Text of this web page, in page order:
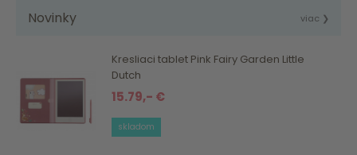
Novinky viac ❯
Kresliaci tablet Pink Fairy Garden Little
Dutch
15.79,- €
skladom